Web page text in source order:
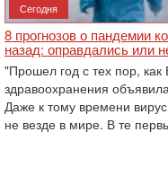
Сегодня
8 прогнозов о пандемии
назад: оправдались или
"Прошел год с тех пор,
здравоохранения
Даже к тому времени
не везде в мире. В те